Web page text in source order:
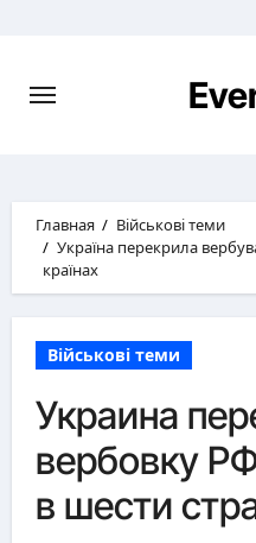
Главная
Військові теми
Україна перекрила
країнах
Військові теми
Украина
вербовку
в шести